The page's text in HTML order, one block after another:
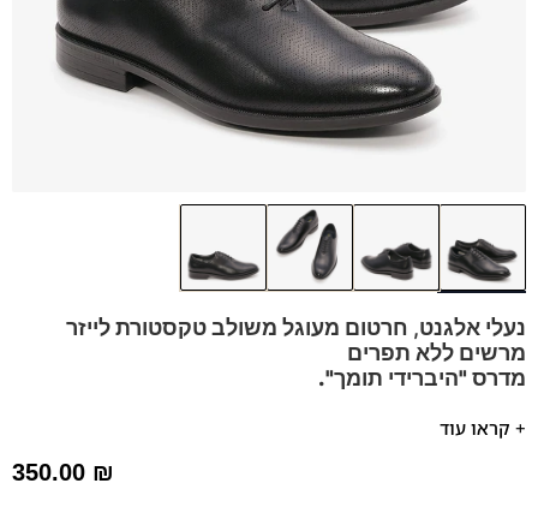
נעלי אלגנט, חרטום מעוגל משולב טקסטורת לייזר
מרשים ללא תפרים
מדרס "היברידי תומך".
נעל אלגנטית מעור בעיטורי לייזר בעלת נוכחות מרשימה מתאימה
של פרנקו בן
+ קראו עוד
350.00 ₪